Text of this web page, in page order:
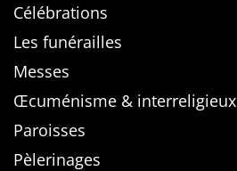
Célébrations
Les funérailles
Messes
Œcuménisme & interreligieux
Paroisses
Pèlerinages